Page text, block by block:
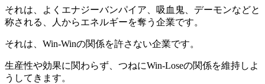
それは、よくエナジーバンパイア、吸血鬼、デーモンなどと
称される、人からエネルギーを奪う企業です。
それは、Win-Winの関係を許さない企業です。
生産性や効果に関わらず、つねにWin-Loseの関係を維持しよ
うしてきます。